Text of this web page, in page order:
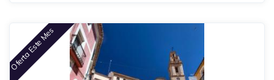
Oferta Este Mes